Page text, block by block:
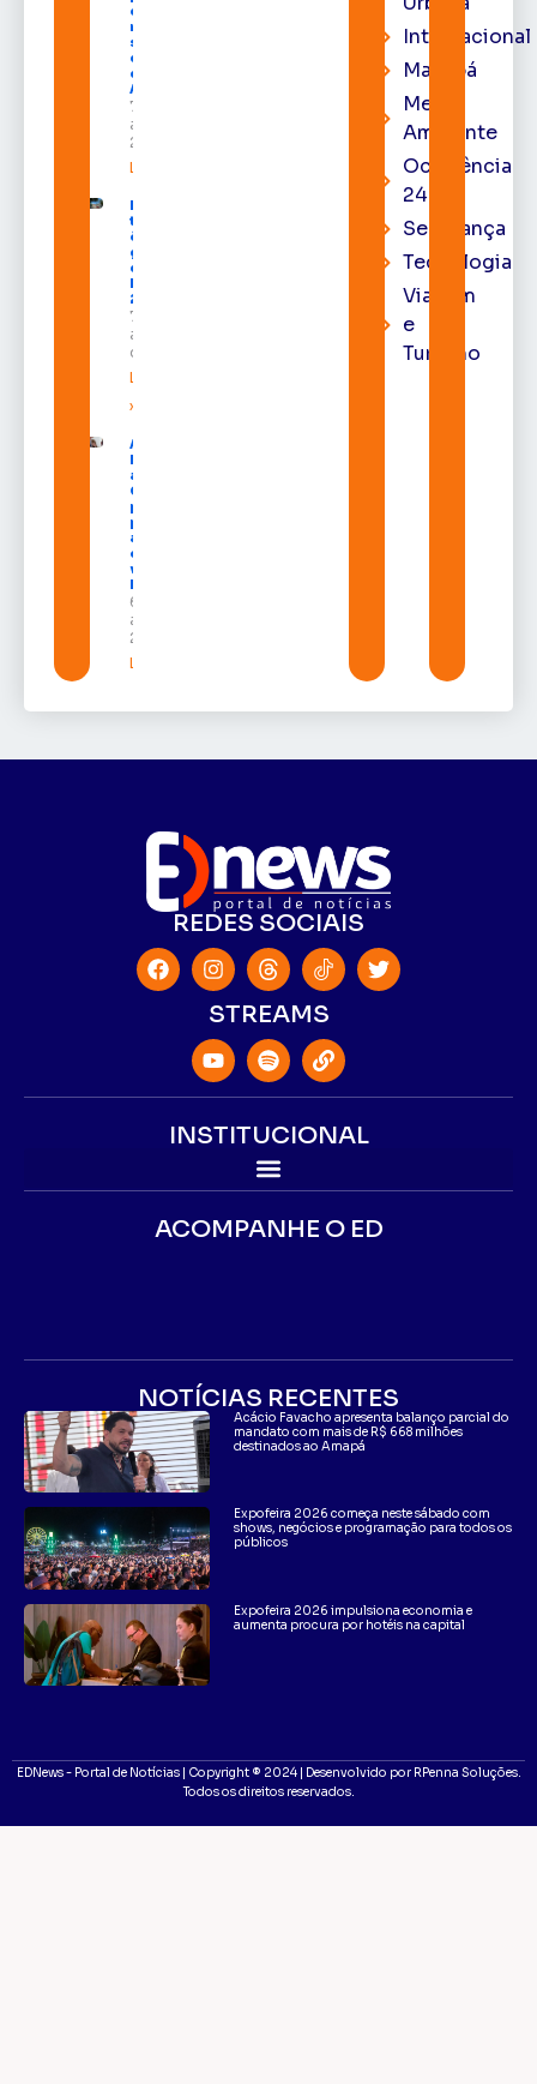
como
membro
substituto
do Pleno
do TRE-
AP
7 de
agosto de
2026
Leia mais »
Macapá
terá
ônibus
gratuitos
durante a
Expofeira
2026
7 de
agosto
de 2026
Leia mais
»
Após veto,
Lula envia
ao
Congresso
projeto
para criar
a UNIFRON
e grava
vídeo para
Randolfe
6 de
agosto de
2026
Leia mais »
Internacional
Macapá
Meio
Ambiente
Ocorrência
24h
Segurança
Tecnologia
Viagem
e
Turismo
REDES SOCIAIS
STREAMS
INSTITUCIONAL
ACOMPANHE O ED
NOTÍCIAS RECENTES
Acácio Favacho apresenta balanço parcial do
mandato com mais de R$ 668 milhões
destinados ao Amapá
Expofeira 2026 começa neste sábado com
shows, negócios e programação para todos os
públicos
Expofeira 2026 impulsiona economia e
aumenta procura por hotéis na capital
EDNews - Portal de Notícias | Copyright ® 2024 | Desenvolvido por RPenna Soluções.
Todos os direitos reservados.